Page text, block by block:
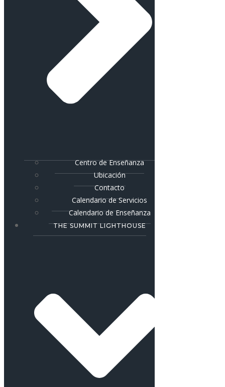
Centro de Enseñanza
Ubicación
Contacto
Calendario de Servicios
Calendario de Enseñanza
THE SUMMIT LIGHTHOUSE